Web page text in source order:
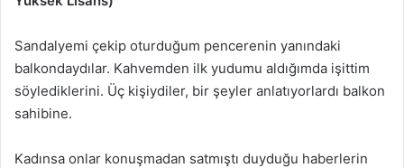
Sandalyemi çekip oturduğum pencerenin yanındaki
balkondaydılar. Kahvemden ilk yudumu aldığımda işittim
söylediklerini. Üç kişiydiler, bir şeyler anlatıyorlardı balkon
sahibine.
Kadınsa onlar konuşmadan satmıştı duyduğu haberlerin